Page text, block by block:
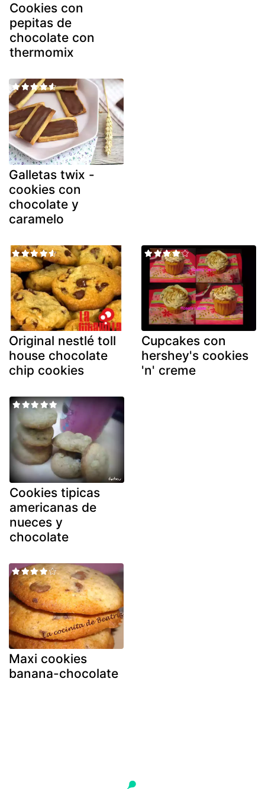
Cookies con
pepitas de
chocolate con
thermomix
Galletas twix -
cookies con
chocolate y
caramelo
Original nestlé toll
house chocolate
chip cookies
Cupcakes con
hershey's cookies
'n' creme
Cookies tipicas
americanas de
nueces y
chocolate
Maxi cookies
banana-chocolate